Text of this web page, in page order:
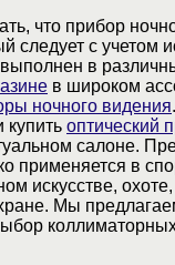
что прибор
следует с учетом
в
в широком
ночного видения
купить оптический
салоне.
применяется в
искусстве,
Мы